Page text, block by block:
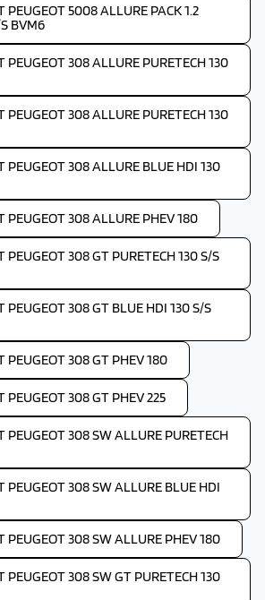
PEUGEOT 5008 ALLURE PACK 1.2
BVM6
PEUGEOT 308 ALLURE PURETECH 130
PEUGEOT 308 ALLURE PURETECH 130
PEUGEOT 308 ALLURE BLUE HDI 130
PEUGEOT 308 ALLURE PHEV 180
PEUGEOT 308 GT PURETECH 130 S/S
PEUGEOT 308 GT BLUE HDI 130 S/S
PEUGEOT 308 GT PHEV 180
PEUGEOT 308 GT PHEV 225
PEUGEOT 308 SW ALLURE PURETECH
PEUGEOT 308 SW ALLURE BLUE HDI
PEUGEOT 308 SW ALLURE PHEV 180
PEUGEOT 308 SW GT PURETECH 130